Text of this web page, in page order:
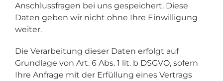
Anschlussfragen bei uns gespeichert. Diese
Daten geben wir nicht ohne Ihre Einwilligung
weiter.
Die Verarbeitung dieser Daten erfolgt auf
Grundlage von Art. 6 Abs. 1 lit. b DSGVO, sofern
Ihre Anfrage mit der Erfüllung eines Vertrags